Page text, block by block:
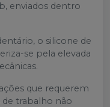
enviados dentro
o silicone de
se pela elevada
que requerem
trabalho não